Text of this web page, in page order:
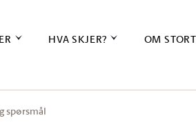
HVA SKJER? OM
spørsmål